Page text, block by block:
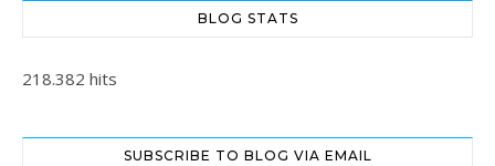
BLOG STATS
218.382 hits
SUBSCRIBE TO BLOG VIA EMAIL